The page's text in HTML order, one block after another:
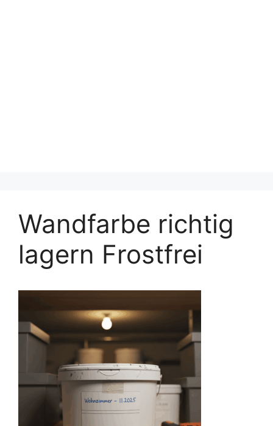
Wandfarbe richtig
lagern Frostfrei